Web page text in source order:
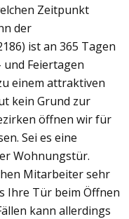
Zeitpunkt
der
ist an 365 Tagen
und Feiertagen
einem attraktiven
kein Grund zur
öffnen wir für
Sei es eine
Wohnungstür.
Mitarbeiter sehr
Ihre Tür beim Öffnen
kann allerdings